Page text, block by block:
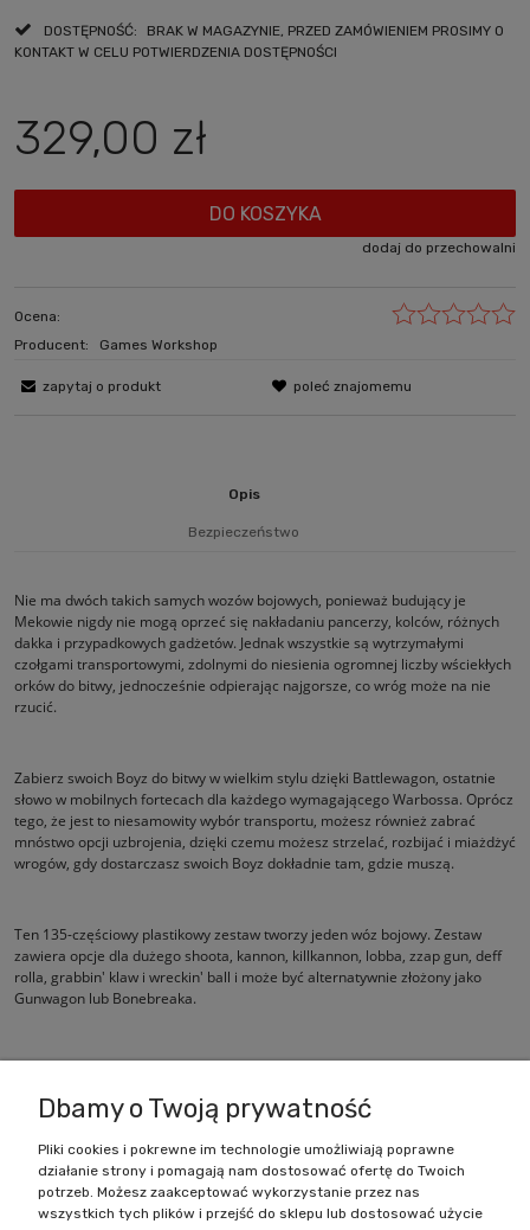
DOSTĘPNOŚĆ:
BRAK W MAGAZYNIE, PRZED ZAMÓWIENIEM PROSIMY O
KONTAKT W CELU POTWIERDZENIA DOSTĘPNOŚCI
329,00 zł
DO KOSZYKA
dodaj do przechowalni
Ocena:
Producent:
Games Workshop
zapytaj o produkt poleć znajomemu
Opis
Bezpieczeństwo
Nie ma dwóch takich samych wozów bojowych, ponieważ budujący je
Mekowie nigdy nie mogą oprzeć się nakładaniu pancerzy, kolców, różnych
dakka i przypadkowych gadżetów. Jednak wszystkie są wytrzymałymi
czołgami transportowymi, zdolnymi do niesienia ogromnej liczby wściekłych
orków do bitwy, jednocześnie odpierając najgorsze, co wróg może na nie
rzucić.
Zabierz swoich Boyz do bitwy w wielkim stylu dzięki Battlewagon, ostatnie
słowo w mobilnych fortecach dla każdego wymagającego Warbossa. Oprócz
tego, że jest to niesamowity wybór transportu, możesz również zabrać
mnóstwo opcji uzbrojenia, dzięki czemu możesz strzelać, rozbijać i miażdżyć
wrogów, gdy dostarczasz swoich Boyz dokładnie tam, gdzie muszą.
Ten 135-częściowy plastikowy zestaw tworzy jeden wóz bojowy. Zestaw
zawiera opcje dla dużego shoota, kannon, killkannon, lobba, zzap gun, deff
rolla, grabbin' klaw i wreckin' ball i może być alternatywnie złożony jako
Gunwagon lub Bonebreaka.
Zakupy
Dbamy o Twoją prywatność
Pliki cookies i pokrewne im technologie umożliwiają poprawne
działanie strony i pomagają nam dostosować ofertę do Twoich
potrzeb. Możesz zaakceptować wykorzystanie przez nas
wszystkich tych plików i przejść do sklepu lub dostosować użycie